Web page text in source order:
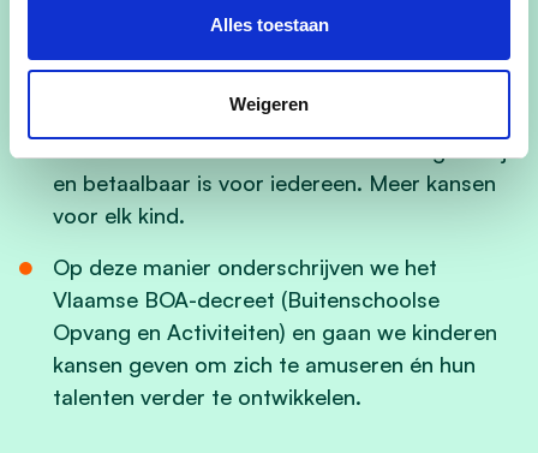
Alles toestaan
Weigeren
We willen ouders helpen bij de uitdaging om
werk, opleiding en gezin te blijven combineren.
en betaalbaar is voor iedereen. Meer kansen
voor elk kind.
Op deze manier onderschrijven we het
Vlaamse BOA-decreet (Buitenschoolse
Opvang en Activiteiten) en gaan we kinderen
kansen geven om zich te amuseren én hun
talenten verder te ontwikkelen.